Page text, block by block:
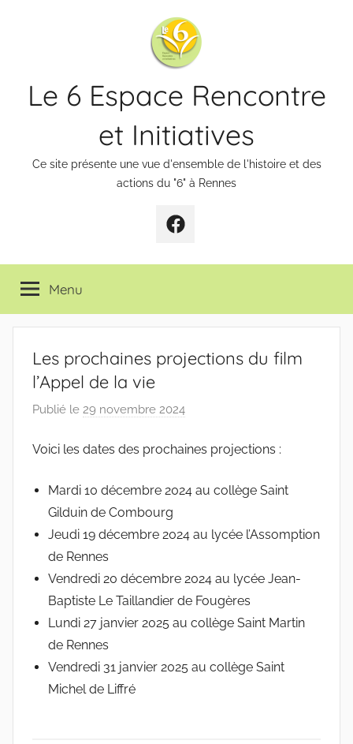
Le 6 Espace Rencontre
et Initiatives
Ce site présente une vue d'ensemble de l'histoire et des
actions du "6" à Rennes
Page
Menu
Les prochaines projections du film
l’Appel de la vie
Publié le 29 novembre 2024
r
o
l
c
Voici les dates des prochaines projections :
Mardi 10 décembre 2024 au collège Saint
Gilduin de Combourg
Jeudi 19 décembre 2024 au lycée l’Assomption
de Rennes
Vendredi 20 décembre 2024 au lycée Jean-
Baptiste Le Taillandier de Fougères
Lundi 27 janvier 2025 au collège Saint Martin
de Rennes
Vendredi 31 janvier 2025 au collège Saint
Michel de Liffré